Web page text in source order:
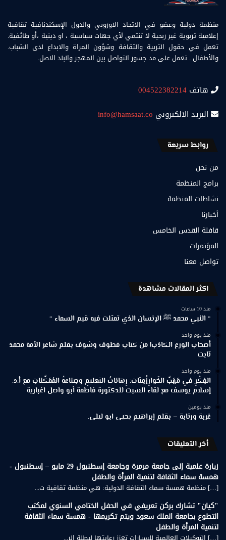
منظمة دولية وعضو في الاتحاد الاوروبي والدول الإسكندنافية ثقافية
إعلامية تربوية غير ربحية لا تنتمي لأي جهات سياسية ، او دينية ،أو طائفية.
تعمل في حقول التربية والثقافة وشؤون المراة والابداع لدى الشباب.
والأطفال . تعمل على مد جسور التواصل بين المهجر والبلد الاصل.
هاتف 004522382214
البريد الالكتروني info@hamsaat.co
روابط سريعة
من نحن
برامج المنظمة
نشاطات المنظمة
أخبارنا
قافلة القدس الخامس
المؤتمرات
تواصل معنا
اكثر المقالات مشاهدة
منذ 10 ساعات
“ النبي محمد ﷺ الإنسان الذي تمثلت فيه قيم السماء “
منذ يوم واحد
أصحاب الورع الكاذب! من كتاب قطوف وشوف بقلم شاعر الأمة محمد
ثابت
منذ يوم واحد
الفِكْرِ في مَهَبِّ الخَوارِزْمِيّات: رِهاناتُ التعليمِ وصِناعةُ المُمَكِّناتِ مع أ.د.
إسلام يوسف مع لقاء السبت للدكتورة فاطمة أبو واصل اغبارية
منذ يومين
غربة ورتابة – بقلم إبراهيم يحيى ابو ليلى.
أخر التعليقات
زيارة علمية إلى جامعة مرمرة وجامعة إسطنبول 29 مايو – إسطنبول -
همسة سماء الثقافة لتنمية المرأة والطفل
[…] منظمة همسة سماء الثقافة الدولية: هي منظمة ثقافية ت...
"كيان" تشارك بركن تعريفي في الحفل الختامي السنوي لمكتب
التطوع بجامعة الملك سعود ويتم تكريمها - همسة سماء الثقافة
لتنمية المرأة والطفل